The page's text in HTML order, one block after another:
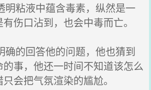
粘液中蕴含毒素，纵然是一
伤口沾到，也会中毒而亡。
的回答他的问题，他也猜到
事，他还一时间不知道该怎么
会把气氛渲染的尴尬。